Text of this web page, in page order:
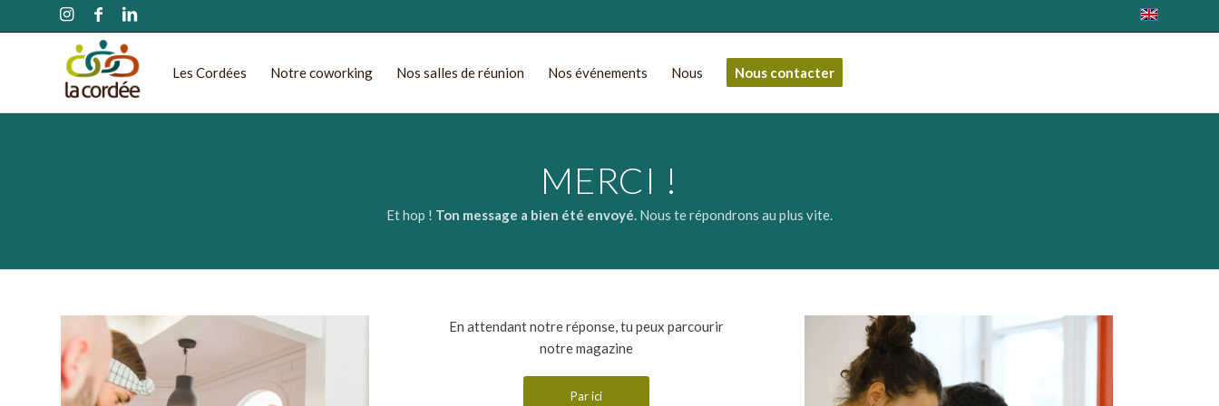
Les Cordées Notre coworking Nos salles de réunion Nos événements Nous Nous contacter
MERCI !
Et hop ! Ton message a bien été envoyé . Nous te répondrons au plus vite.
En attendant notre réponse, tu peux parcourir
notre magazine
Par ici